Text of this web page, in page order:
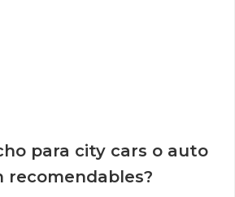
para city cars o auto
recomendables?